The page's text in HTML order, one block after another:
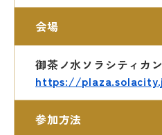
会場
御茶ノ水ソラシティカ
https://
参加方法